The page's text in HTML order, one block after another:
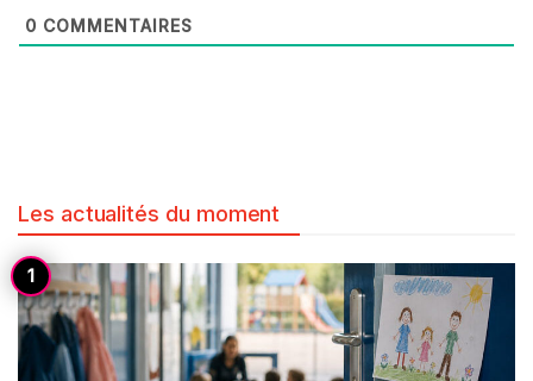
0 COMMENTAIRES
Les actualités du moment